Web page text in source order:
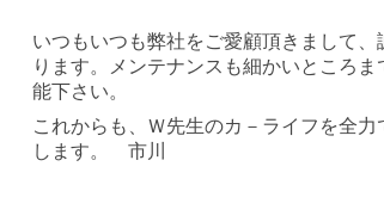
いつもいつも弊社をご愛顧頂きまして
ります。メンテナンスも細かいところ
能下さい。
これからも、Ｗ先生のカ－ライフを全
します。 市川